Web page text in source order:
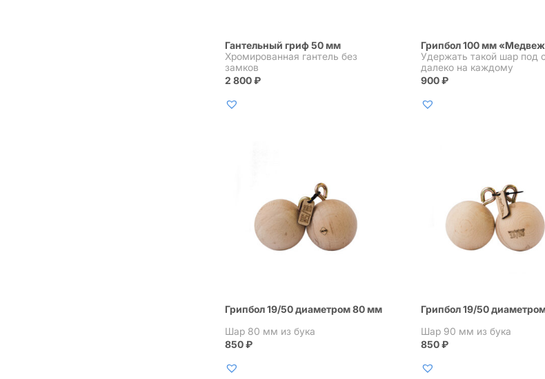
Гантельный гриф 50 мм
Хромированная гантель без
замков
2 800₽
Грипбол 100 мм
Удержать такой шар под
далеко на каждому
900₽
Грипбол 19/50 диаметром 80 мм
Шар 80 мм из бука
850₽
Грипбол 19/50
Шар 90 мм из бука
850₽